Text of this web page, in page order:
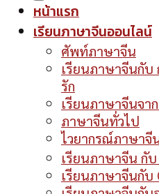
หน้าแรก
เรียนภาษาจีนออนไลน์
ศัพท์ภาษาจีน
เรียนภาษาจีนกั
รัก
เรียนภาษาจีนจา
ภาษาจีนทั่วไป
ไวยากรณ์ภาษาจี
เรียนภาษาจีน กับ
เรียนภาษาจีนกับ